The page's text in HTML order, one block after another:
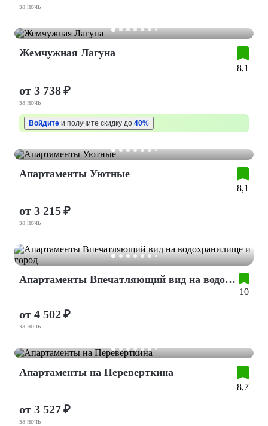
за ночь
Жемчужная Лагуна
8,1
от 3 738 ₽
за ночь
Войдите и получите скидку до 40%
Апартаменты Уютные
8,1
от 3 215 ₽
за ночь
Апартаменты Впечатляющий вид на водохранилище и город
10
от 4 502 ₽
за ночь
Апартаменты на Переверткина
8,7
от 3 527 ₽
за ночь